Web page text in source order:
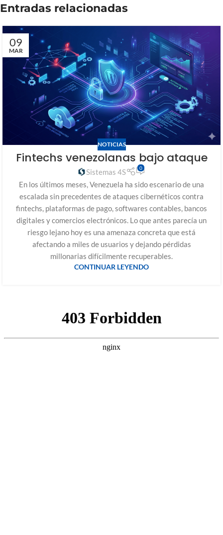
Entradas relacionadas
09
MAR
NOTICIAS
Fintechs venezolanas bajo ataque
Sistemas 4S 0
En los últimos meses, Venezuela ha sido escenario de una
escalada sin precedentes de ataques cibernéticos contra
fintechs, plataformas de pago, softwares contables, bancos
digitales y comercios electrónicos. Lo que antes parecía un
riesgo lejano hoy es una amenaza concreta que está
afectando a miles de usuarios y dejando pérdidas
millonarias difícilmente recuperables.
CONTINUAR LEYENDO